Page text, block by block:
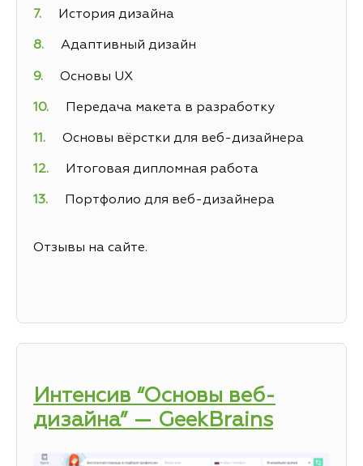
История дизайна
Адаптивный дизайн
Основы UX
Передача макета в разработку
Основы вёрстки для веб-дизайнера
Итоговая дипломная работа
Портфолио для веб-дизайнера
Отзывы на сайте.
Интенсив “Основы веб-
дизайна” — GeekBrains